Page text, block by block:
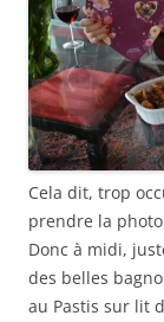
Cela dit, trop
prendre la
Donc à midi,
des belles
au Pastis sur lit